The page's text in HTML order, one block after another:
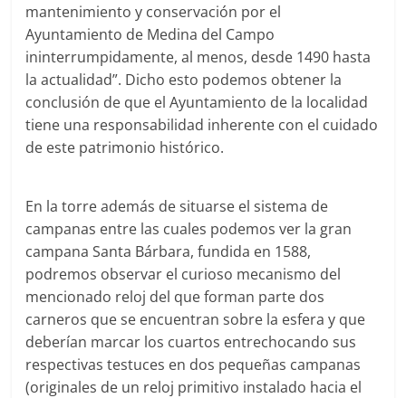
mantenimiento y conservación por el
Ayuntamiento de Medina del Campo
ininterrumpidamente, al menos, desde 1490 hasta
la actualidad”. Dicho esto podemos obtener la
conclusión de que el Ayuntamiento de la localidad
tiene una responsabilidad inherente con el cuidado
de este patrimonio histórico.
En la torre además de situarse el sistema de
campanas entre las cuales podemos ver la gran
campana Santa Bárbara, fundida en 1588,
podremos observar el curioso mecanismo del
mencionado reloj del que forman parte dos
carneros que se encuentran sobre la esfera y que
deberían marcar los cuartos entrechocando sus
respectivas testuces en dos pequeñas campanas
(originales de un reloj primitivo instalado hacia el